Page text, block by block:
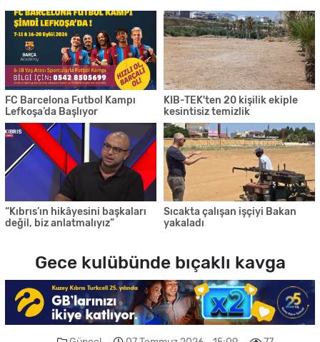
FC Barcelona Futbol Kampı
Lefkoşa’da Başlıyor
KIB-TEK'ten 20 kişilik ekiple
kesintisiz temizlik
“Kıbrıs’ın hikâyesini başkaları
değil, biz anlatmalıyız”
Sıcakta çalışan işçiyi Bakan
yakaladı
Gece kulübünde bıçaklı kavga